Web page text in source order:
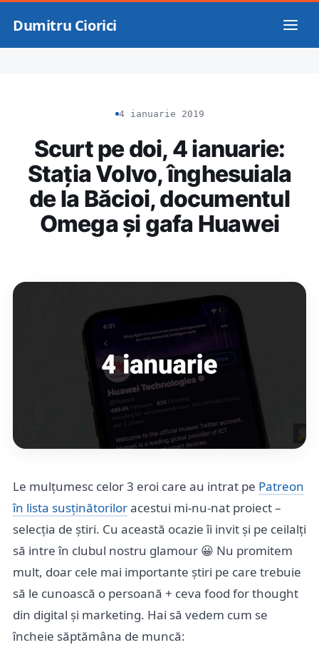
Dumitru Ciorici
4 ianuarie 2019
Scurt pe doi, 4 ianuarie:
Stația Volvo, înghesuiala
de la Băcioi, documentul
Omega și gafa Huawei
Le mulțumesc celor 3 eroi care au intrat pe Patreon
în lista susținătoriloracestui mi-nu-nat proiect –
selecția de știri. Cu această ocazie îi invit și pe ceilalți
să intre în clubul nostru glamour 😀 Nu promitem
mult, doar cele mai importante știri pe care trebuie
să le cunoască o persoană + ceva food for thought
din digital și marketing. Hai să vedem cum se
încheie săptămâna de muncă: